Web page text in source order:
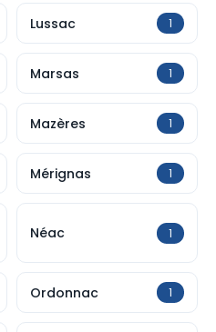
Lussac 1
Marsas 1
Mazères 1
Mérignas 1
Néac 1
Ordonnac 1